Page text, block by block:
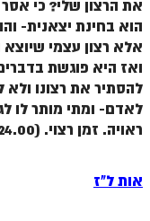
את הרצון שלי? כי
הוא בחינת יצאנית-
אלא רצון עצמי
ואז היא פוגשת
להסתיר את רצונו ולא
לאדם- ומתי מותר לו
ראויה. זמן רצוי. (24.00)
אות ל"ז